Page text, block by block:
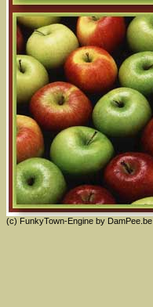
(c) FunkyTown-Engine by DamPee.be